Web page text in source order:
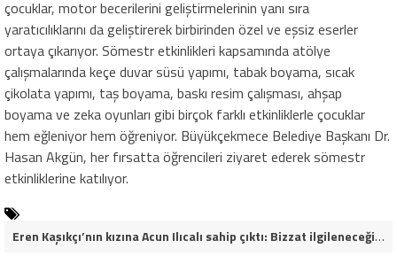
çocuklar, motor becerilerini geliştirmelerinin yanı sıra
yaratıcılıklarını da geliştirerek birbirinden özel ve eşsiz eserler
ortaya çıkarıyor. Sömestr etkinlikleri kapsamında atölye
çalışmalarında keçe duvar süsü yapımı, tabak boyama, sıcak
çikolata yapımı, taş boyama, baskı resim çalışması, ahşap
boyama ve zeka oyunları gibi birçok farklı etkinliklerle çocuklar
hem eğleniyor hem öğreniyor. Büyükçekmece Belediye Başkanı Dr.
Hasan Akgün, her fırsatta öğrencileri ziyaret ederek sömestr
etkinliklerine katılıyor.
Eren Kaşıkçı’nın kızına Acun Ilıcalı sahip çıktı: Bizzat ilgileneceğim